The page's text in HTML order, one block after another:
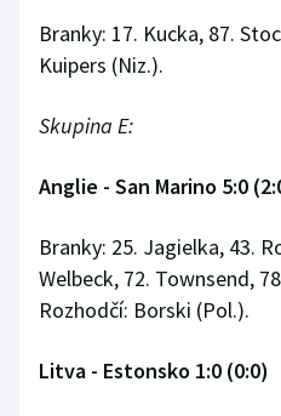
Branky: 17. Kucka, 87.
Kuipers (Niz.).
Skupina E:
Anglie - San Marino 5:0
Branky: 25. Jagielka, 43.
Welbeck, 72. Townsend,
Rozhodčí: Borski (Pol.).
Litva - Estonsko 1:0 (0:0)